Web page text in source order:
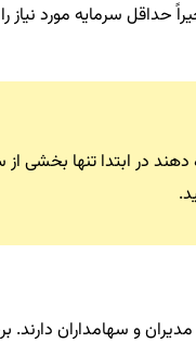
حداقل سرمایه مورد نیاز
در ابتدا تنها بخشی از
و سهامداران دارند.